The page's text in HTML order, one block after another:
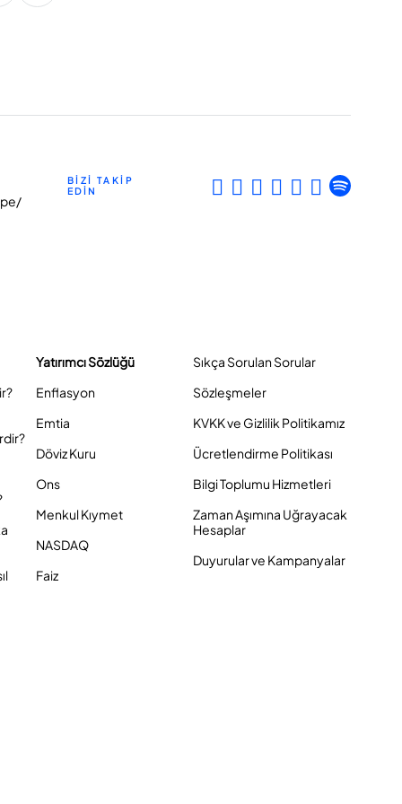
BİZİ TAKİP
EDİN
Yatırımcı Sözlüğü
Enflasyon
Emtia
Döviz Kuru
Ons
Menkul Kıymet
NASDAQ
Faiz
Sıkça Sorulan Sorular
Sözleşmeler
KVKK ve Gizlilik Politikamız
Ücretlendirme Politikası
Bilgi Toplumu Hizmetleri
Zaman Aşımına Uğrayacak
Hesaplar
Duyurular ve Kampanyalar